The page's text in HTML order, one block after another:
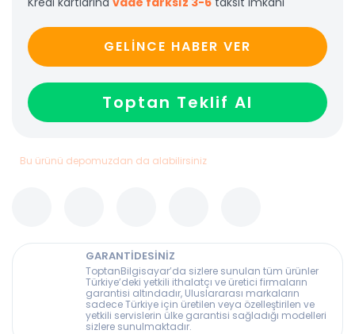
GELİNCE HABER VER
Toptan Teklif Al
Bu ürünü depomuzdan da alabilirsiniz
GARANTİDESİNİZ
ToptanBilgisayar’da sizlere sunulan tüm ürünler
Türkiye’deki yetkili ithalatçı ve üretici firmaların
garantisi altındadır, Uluslararası markaların
sadece Türkiye için üretilen veya özelleştirilen ve
yetkili servislerin ülke garantisi sağladığı modelleri
sizlere sunulmaktadır.